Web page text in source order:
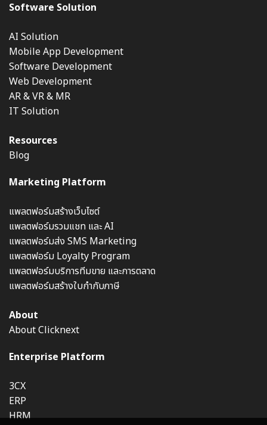
Software Solution
AI Solution
Mobile App Development
Software Development
Web Development
AR & VR & MR
IT Solution
Resources
Blog
Marketing Platform
แพลตฟอร์มสร้างเว็บไซต์
แพลตฟอร์มรวมแชท และ AI
แพลตฟอร์มส่ง SMS Marketing
แพลตฟอร์ม Loyalty Program
แพลตฟอร์มบริการทีมขาย และการตลาด
แพลตฟอร์มสร้างใบกำกับภาษี
About
About Clicknext
Enterprise Platform
3CX
ERP
HRM